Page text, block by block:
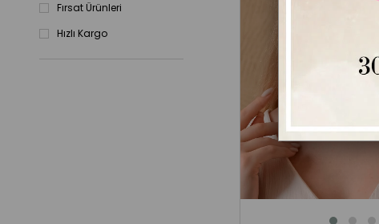
Fırsat Ürünleri
Hızlı Kargo